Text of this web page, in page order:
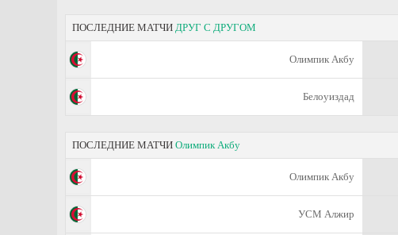
ПОСЛЕДНИЕ МАТЧИ ДРУГ С ДРУГОМ
Олимпик Акбу
Белоуиздад
ПОСЛЕДНИЕ МАТЧИ Олимпик Акбу
Олимпик Акбу
УСМ Алжир